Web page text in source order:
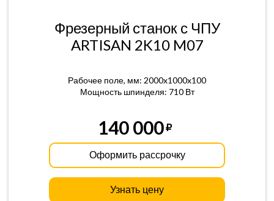
Фрезерный станок с ЧПУ
ARTISAN 2K10 M07
Рабочее поле, мм: 2000x1000x100
Мощность шпинделя: 710 Вт
140 000
Оформить рассрочку
Узнать цену